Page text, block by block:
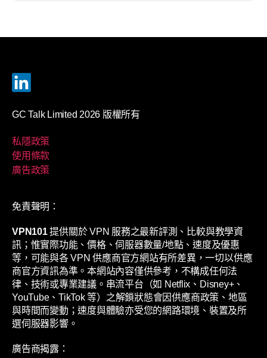
GC Talk Limited 2026 版權所有
私隱政策
使用條款
廣告政策
免責聲明：
VPN101提供關於 VPN 服務之最新評測、比較與教學資
訊；惟實際功能、價格、伺服器數量/地點、速度及優惠
等，可能與各 VPN 供應商官方網站有所差異，一切以供應
商官方資訊為準。本網站內容僅供參考，不構成任何法
律、技術或專業建議。串流平台（如 Netflix、Disney+、
YouTube、TikTok 等）之解鎖狀態會因供應商政策、地區
與時間而變動；速度與體驗亦受您的網路環境、裝置及所
選伺服器影響。
廣告商揭露：